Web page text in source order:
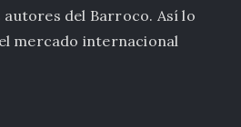
del Barroco. Así lo
mercado internacional